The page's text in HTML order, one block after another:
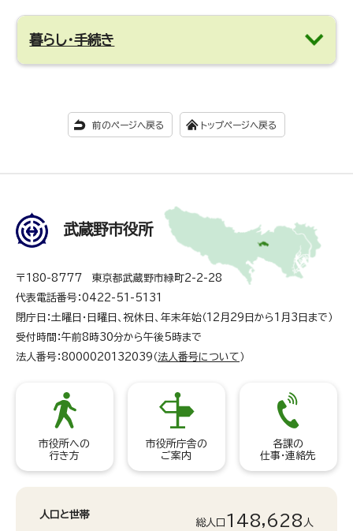
暮らし・手続き
前のページへ戻る トップページへ戻る
武蔵野市役所
〒180-8777 東京都武蔵野市緑町2-2-28
代表電話番号：0422-51-5131
閉庁日：土曜日・日曜日、祝休日、年末年始（12月29日から1月3日まで）
受付時間：午前8時30分から午後5時まで
法人番号：8000020132039（ 法人番号について ）
市役所への
行き方
市役所庁舎の
ご案内
各課の
仕事・連絡先
人口と世帯
総人口 148,628 人